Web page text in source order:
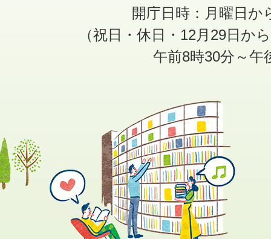
開庁日時：月曜日か
（祝日・休日・12月29日か
午前8時30分～午